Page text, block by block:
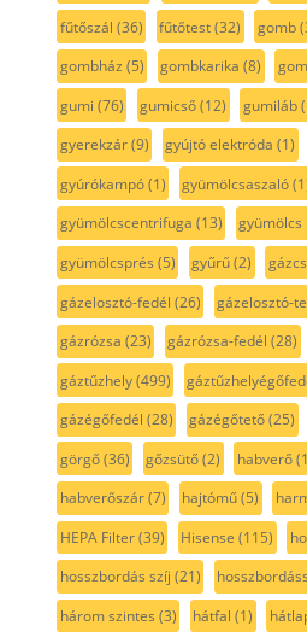
fűtőszál (36) fűtőtest(32) gomb
gombház (5) gombkarika (8)
gumi (76) gumicső(12) gumiláb
gyerekzár(9) gyújtó elektróda (1)
gyúrókampó(1) gyümölcsaszaló
gyümölcscentrifuga (13) gyümölcs
gyümölcsprés (5) gyűrű(2)
gázelosztó-fedél (26) gázelosztó-
gázrózsa (23) gázrózsa-fedél (28)
gáztűzhely(499)
gázégőfedél (28) gázégőtető(25)
görgő(36) gőzsütő(2) habverő
habverőszár(7) hajtómű(5)
HEPA Filter(39) Hisense (115)
hosszbordás szíj (21)
három szintes (3) hátfal (1)